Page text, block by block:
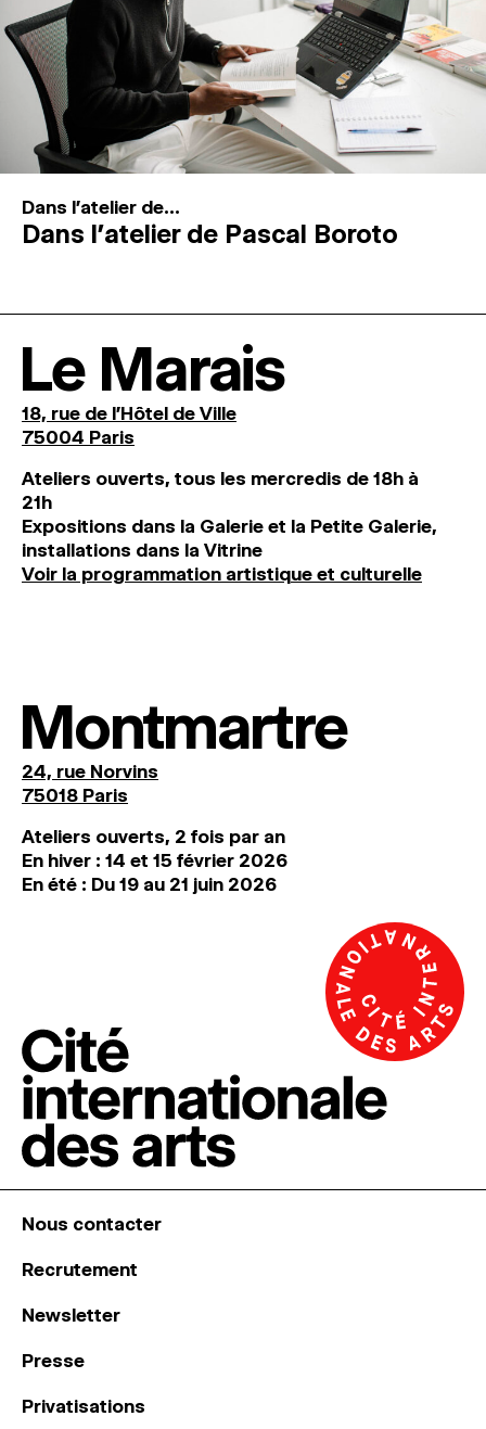
Dans l'atelier de...
Dans l’atelier de Pascal Boroto
Le Marais
18, rue de l'Hôtel de Ville
75004 Paris
Ateliers ouverts, tous les mercredis de 18h à
21h
Expositions dans la Galerie et la Petite Galerie,
installations dans la Vitrine
Voir la programmation artistique et culturelle
Montmartre
24, rue Norvins
75018 Paris
Ateliers ouverts, 2 fois par an
En hiver : 14 et 15 février 2026
En été : Du 19 au 21 juin 2026
Nous contacter
Recrutement
Newsletter
Presse
Privatisations